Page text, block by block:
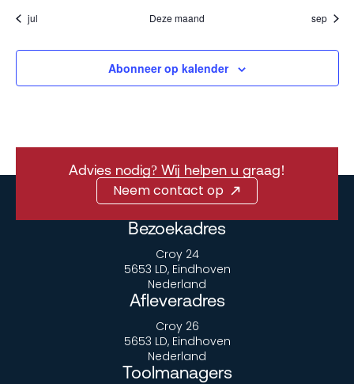
jul Deze maand sep
Abonneer op kalender
Advies nodig? Wij helpen u graag!
Neem contact op
Bezoekadres
Croy 24
5653 LD, Eindhoven
Nederland
Afleveradres
Croy 26
5653 LD, Eindhoven
Nederland
Toolmanagers